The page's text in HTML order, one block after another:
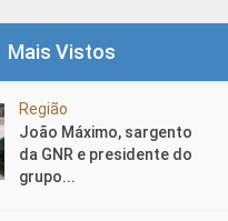
Mais Vistos
Região
João Máximo, sargento
da GNR e presidente do
grupo...